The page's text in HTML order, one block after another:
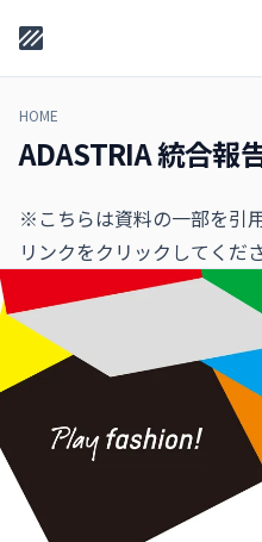
HOME
ADASTRIA 統合報
※こちらは資料の一部を引
リンクをクリックしてくだ